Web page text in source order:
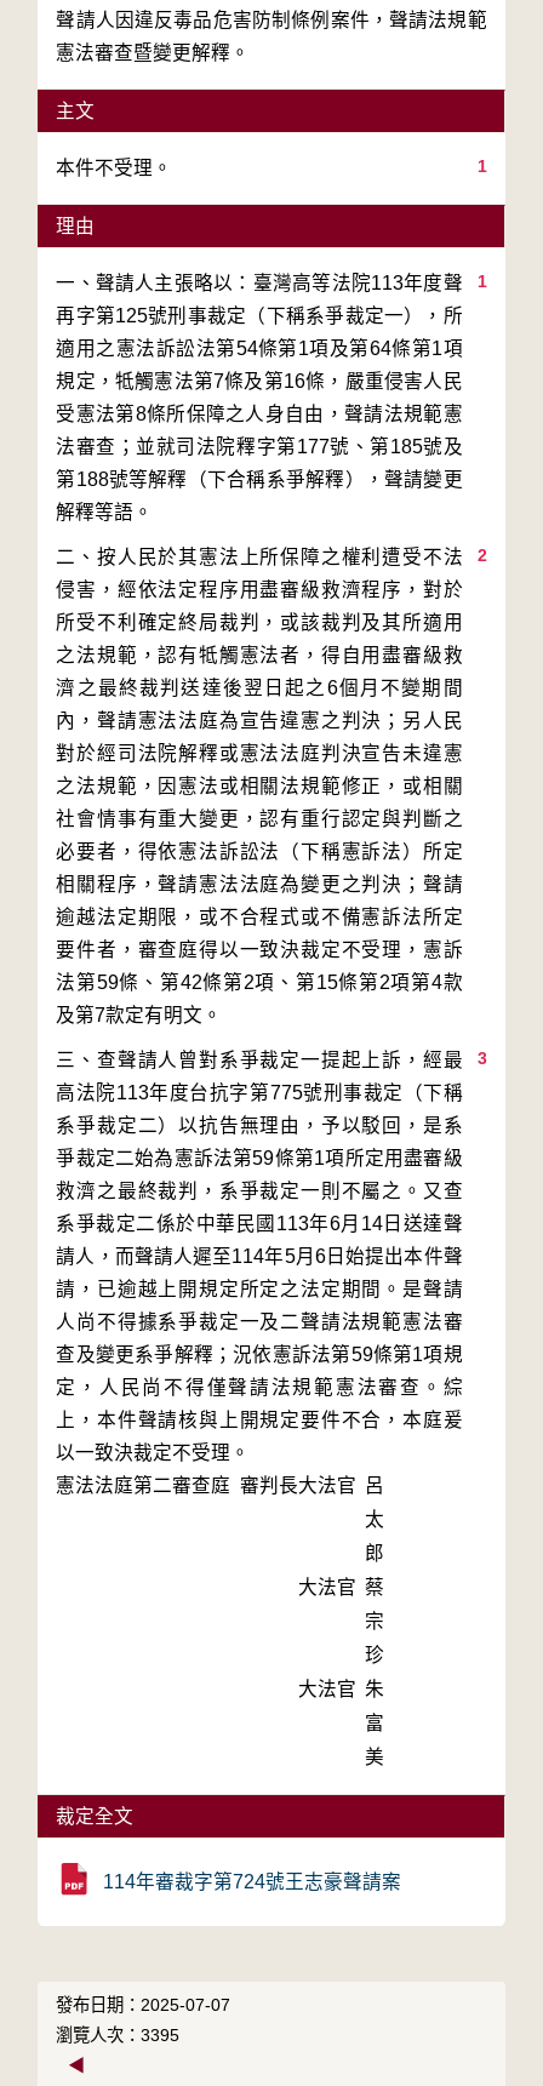
聲請人因違反毒品危害防制條例案件，聲請法規範
憲法審查暨變更解釋。
主文
1
本件不受理。
理由
1
一、聲請人主張略以：臺灣高等法院113年度聲
再字第125號刑事裁定（下稱系爭裁定一），所
適用之憲法訴訟法第54條第1項及第64條第1項
規定，牴觸憲法第7條及第16條，嚴重侵害人民
受憲法第8條所保障之人身自由，聲請法規範憲
法審查；並就司法院釋字第177號、第185號及
第188號等解釋（下合稱系爭解釋），聲請變更
2
二、按人民於其憲法上所保障之權利遭受不法
侵害，經依法定程序用盡審級救濟程序，對於
所受不利確定終局裁判，或該裁判及其所適用
之法規範，認有牴觸憲法者，得自用盡審級救
濟之最終裁判送達後翌日起之6個月不變期間
內，聲請憲法法庭為宣告違憲之判決；另人民
對於經司法院解釋或憲法法庭判決宣告未違憲
之法規範，因憲法或相關法規範修正，或相關
社會情事有重大變更，認有重行認定與判斷之
必要者，得依憲法訴訟法（下稱憲訴法）所定
相關程序，聲請憲法法庭為變更之判決；聲請
逾越法定期限，或不合程式或不備憲訴法所定
要件者，審查庭得以一致決裁定不受理，憲訴
法第59條、第42條第2項、第15條第2項第4款
3
三、查聲請人曾對系爭裁定一提起上訴，經最
高法院113年度台抗字第775號刑事裁定（下稱
系爭裁定二）以抗告無理由，予以駁回，是系
爭裁定二始為憲訴法第59條第1項所定用盡審級
救濟之最終裁判，系爭裁定一則不屬之。又查
系爭裁定二係於中華民國113年6月14日送達聲
請人，而聲請人遲至114年5月6日始提出本件聲
請，已逾越上開規定所定之法定期間。是聲請
人尚不得據系爭裁定一及二聲請法規範憲法審
查及變更系爭解釋；況依憲訴法第59條第1項規
定，人民尚不得僅聲請法規範憲法審查。綜
上，本件聲請核與上開規定要件不合，本庭爰
以一致決裁定不受理。
憲法法庭第二審查庭 審判長大法官 呂
太
郎
大法官 蔡
宗
珍
大法官 朱
富
美
裁定全文
114年審裁字第724號王志豪聲請案
發布日期：2025-07-07
瀏覽人次：3395
◀